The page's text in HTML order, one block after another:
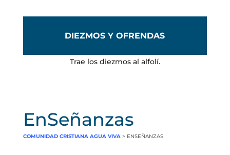
DIEZMOS Y OFRENDAS
Trae los diezmos al alfolí.
EnSeñanzas
COMUNIDAD CRISTIANA AGUA VIVA> ENSEÑANZAS